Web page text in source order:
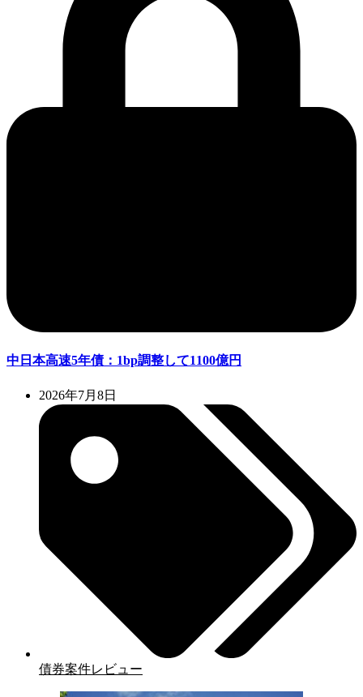
中日本高速5年債：1bp調整して1100億円
2026年7月8日
債券案件レビュー